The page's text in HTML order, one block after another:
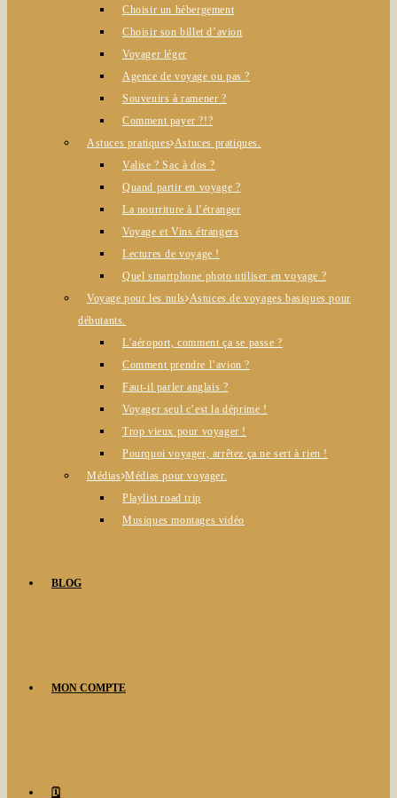
Choisir un hébergement
Choisir son billet d’avion
Voyager léger
Agence de voyage ou pas ?
Souvenirs à ramener ?
Comment payer ?!?
Astuces pratiques Astuces pratiques.
Valise ? Sac à dos ?
Quand partir en voyage ?
La nourriture à l’étranger
Voyage et Vins étrangers
Lectures de voyage !
Quel smartphone photo utiliser en voyage ?
Voyage pour les nuls Astuces de voyages basiques pour
débutants.
L’aéroport, comment ça se passe ?
Comment prendre l’avion ?
Faut-il parler anglais ?
Voyager seul c’est la déprime !
Trop vieux pour voyager !
Pourquoi voyager, arrêtez ça ne sert à rien !
Médias Médias pour voyager.
Playlist road trip
Musiques montages vidéo
BLOG
MON COMPTE
🗓️